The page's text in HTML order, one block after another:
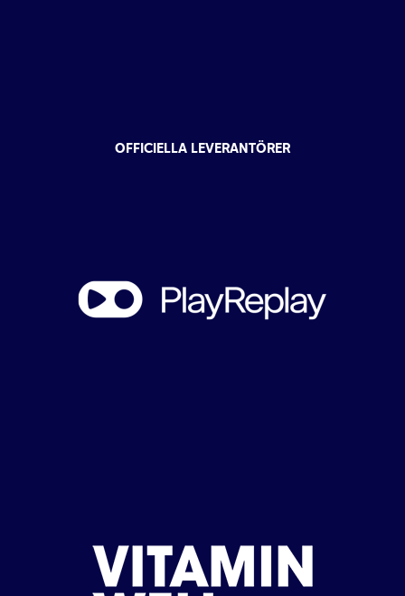
OFFICIELLA LEVERANTÖRER